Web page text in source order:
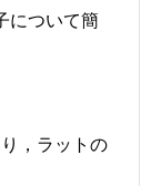
について簡
，ラットの